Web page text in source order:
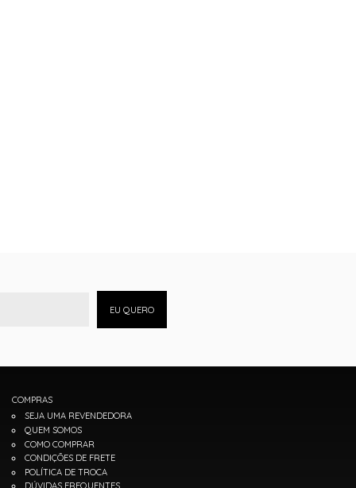
EU QUERO
COMPRAS
SEJA UMA REVENDEDORA
QUEM SOMOS
COMO COMPRAR
CONDIÇÕES DE FRETE
POLÍTICA DE TROCA